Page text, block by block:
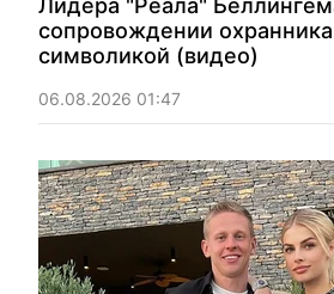
Лидера "Реала"
сопровождении
символикой (видео)
06.08.2026 01:47